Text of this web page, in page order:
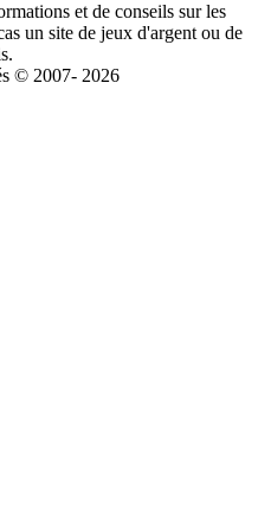
et de conseils sur les
un site de jeux d'argent ou de
© 2007- 2026